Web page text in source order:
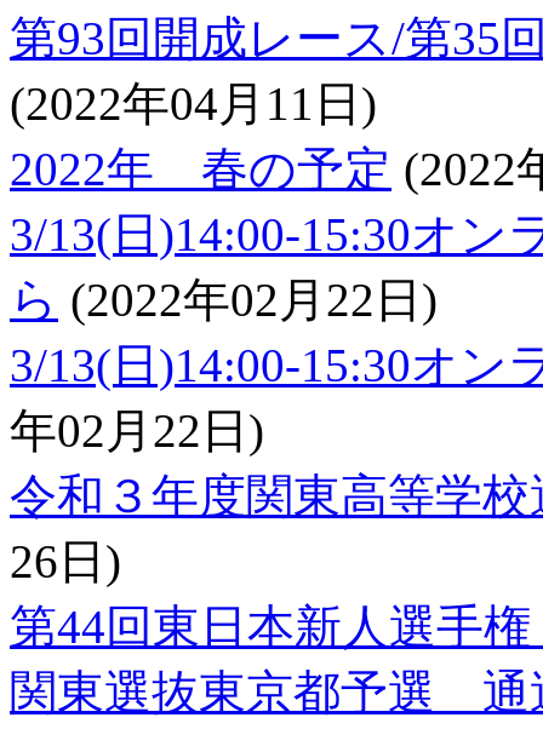
第93回開成レース/第35
(2022年04月11日)
2022年 春の予定 (2022
3/13(日)14:00-15:30オ
ら (2022年02月22日)
3/13(日)14:00-15:30オ
年02月22日)
令和３年度関東高等学
26日)
第44回東日本新人選手
関東選抜東京都予選 通